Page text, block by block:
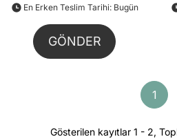
En Erken Teslim Tarihi: Bugün
GÖNDER
1
Gösterilen kayıtlar 1 - 2,